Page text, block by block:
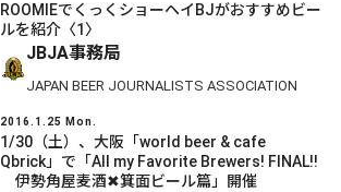
ROOMIEでくっくショーヘイBJがおすすめビー
ルを紹介〈1〉
JBJA事務局
JAPAN BEER JOURNALISTS ASSOCIATION
2016.1.25 Mon.
1/30（土）、大阪「world beer & cafe
Qbrick」で「All my Favorite Brewers! FINAL!!
伊勢角屋麦酒✖箕面ビール篇」開催